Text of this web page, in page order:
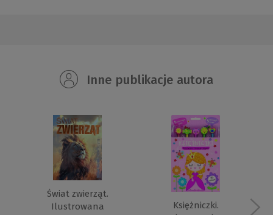
Inne publikacje autora
Świat zwierząt.
Ilustrowana
Księżniczki.